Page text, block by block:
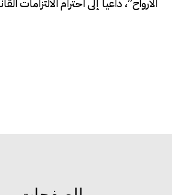
الأرواح”، داعياً إلى احترام الالتزامات